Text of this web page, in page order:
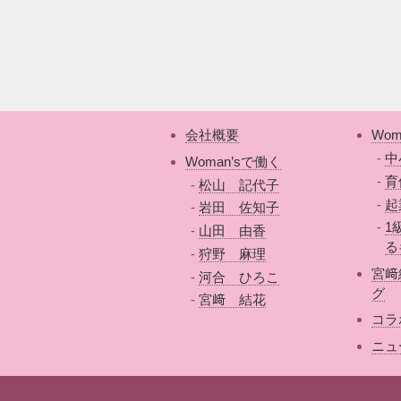
会社概要
Woman’sで働く
松山 記代子
岩田 佐知子
山田 由香
狩野 麻理
河合 ひろこ
宮﨑 結花
中
育
1
宮
グ
コ
ニ